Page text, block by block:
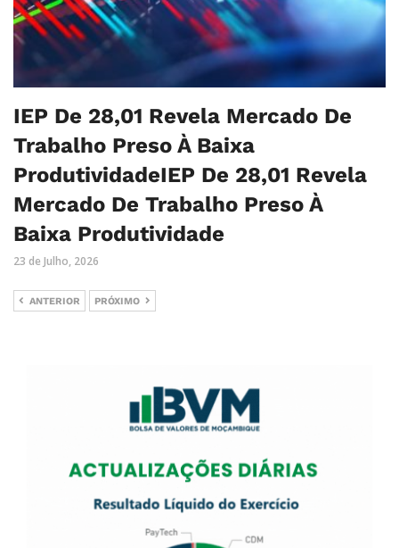
IEP De 28,01 Revela Mercado De
Trabalho Preso À Baixa
ProdutividadeIEP De 28,01 Revela
Mercado De Trabalho Preso À
Baixa Produtividade
23 de Julho, 2026
ANTERIOR PRÓXIMO